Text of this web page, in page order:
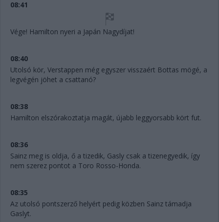
08:41
Vége! Hamilton nyeri a Japán Nagydíjat!
08:40
Utolsó kör, Verstappen még egyszer visszaért Bottas mögé, a
legvégén jöhet a csattanó?
08:38
Hamilton elszórakoztatja magát, újabb leggyorsabb kört fut.
08:36
Sainz meg is oldja, ő a tizedik, Gasly csak a tizenegyedik, így
nem szerez pontot a Toro Rosso-Honda.
08:35
Az utolsó pontszerző helyért pedig közben Sainz támadja
Gaslyt.